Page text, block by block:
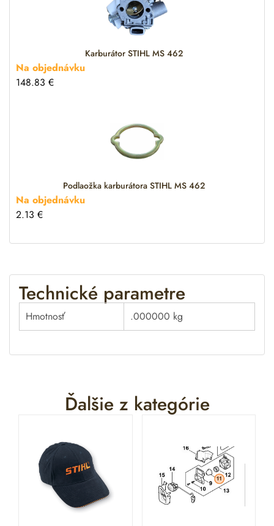
Karburátor STIHL MS 462
Na objednávku
148.83 €
Podlaožka karburátora STIHL MS 462
Na objednávku
2.13 €
Technické parametre
Hmotnosť .000000 kg
Ďalšie z kategórie